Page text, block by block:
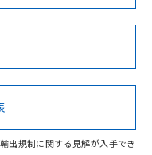
Cd Cr(VI)
No No
認証/適合状況ページへ
ジからご検索ください
出規制に関する見解が入手でき